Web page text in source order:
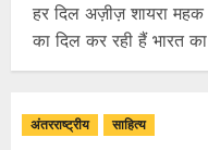
हर दिल अज़ीज़ शायरा महक
का दिल कर रही हैं भारत
अंतरराष्ट्रीय साहित्य